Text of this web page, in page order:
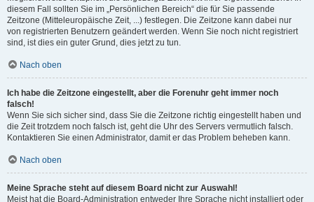
diesem Fall sollten Sie im „Persönlichen Bereich“ die für Sie passende
Zeitzone (Mitteleuropäische Zeit, ...) festlegen. Die Zeitzone kann dabei nur
von registrierten Benutzern geändert werden. Wenn Sie noch nicht registriert
sind, ist dies ein guter Grund, dies jetzt zu tun.
Nach oben
Ich habe die Zeitzone eingestellt, aber die Forenuhr geht immer noch
falsch!
Wenn Sie sich sicher sind, dass Sie die Zeitzone richtig eingestellt haben und
die Zeit trotzdem noch falsch ist, geht die Uhr des Servers vermutlich falsch.
Kontaktieren Sie einen Administrator, damit er das Problem beheben kann.
Nach oben
Meine Sprache steht auf diesem Board nicht zur Auswahl!
Meist hat die Board-Administration entweder Ihre Sprache nicht installiert oder